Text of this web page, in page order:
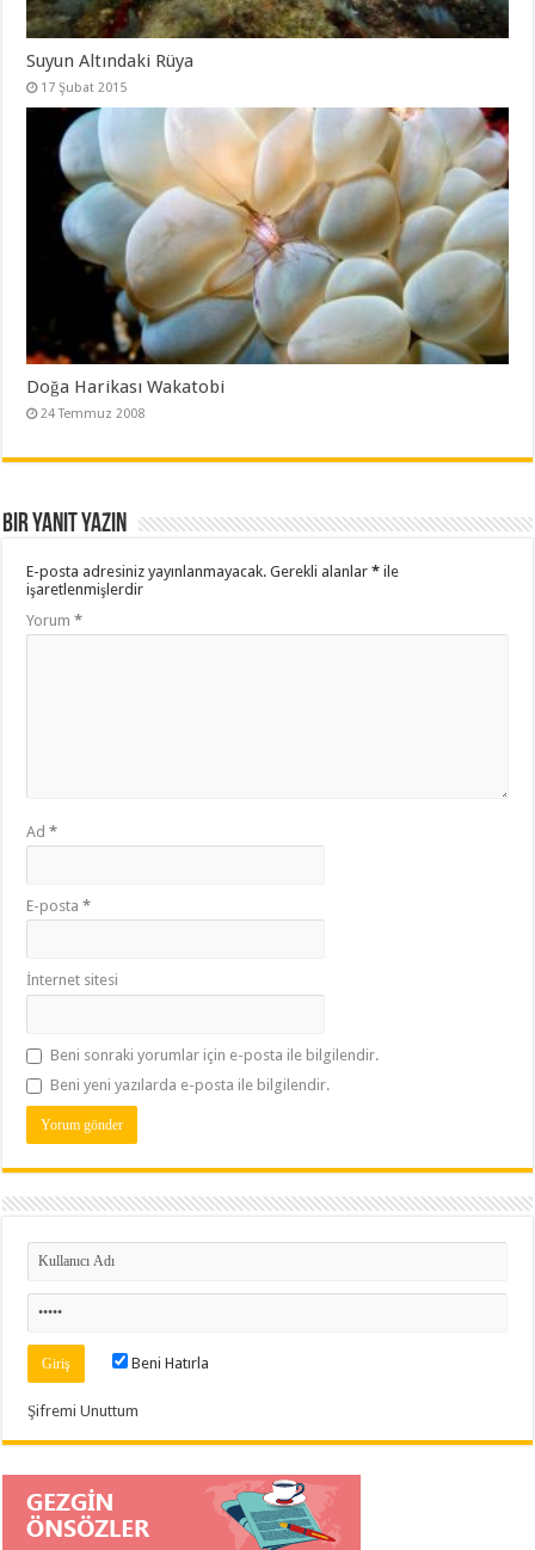
Suyun Altındaki Rüya
17 Şubat 2015
Doğa Harikası Wakatobi
24 Temmuz 2008
Bir yanıt yazın
E-posta adresiniz yayınlanmayacak. Gerekli alanlar* ile
işaretlenmişlerdir
Yorum*
Ad*
E-posta*
İnternet sitesi
Beni sonraki yorumlar için e-posta ile bilgilendir.
Beni yeni yazılarda e-posta ile bilgilendir.
Beni Hatırla
Şifremi Unuttum